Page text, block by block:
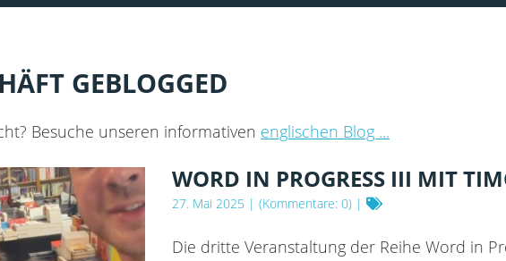
GEBLOGGED
Besuche unseren informativen englischen Blog ...
WORD IN PROGRESS III MIT
27. Mai 2025 | (Kommentare: 0) |
Die dritte Veranstaltung der Reihe Word in